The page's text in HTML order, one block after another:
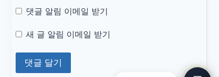
댓글 알림 이메일 받기
새 글 알림 이메일 받기